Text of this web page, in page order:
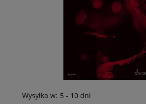
Wysyłka w: 5 - 10 dni